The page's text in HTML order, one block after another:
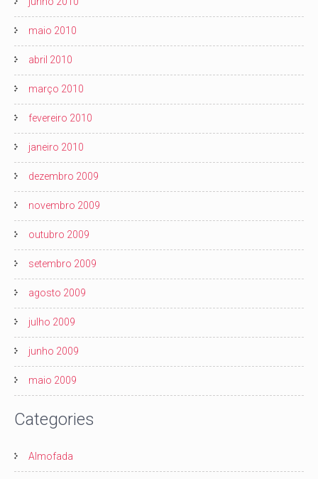
maio 2010
abril 2010
março 2010
fevereiro 2010
janeiro 2010
dezembro 2009
novembro 2009
outubro 2009
setembro 2009
agosto 2009
julho 2009
junho 2009
maio 2009
Categories
Almofada